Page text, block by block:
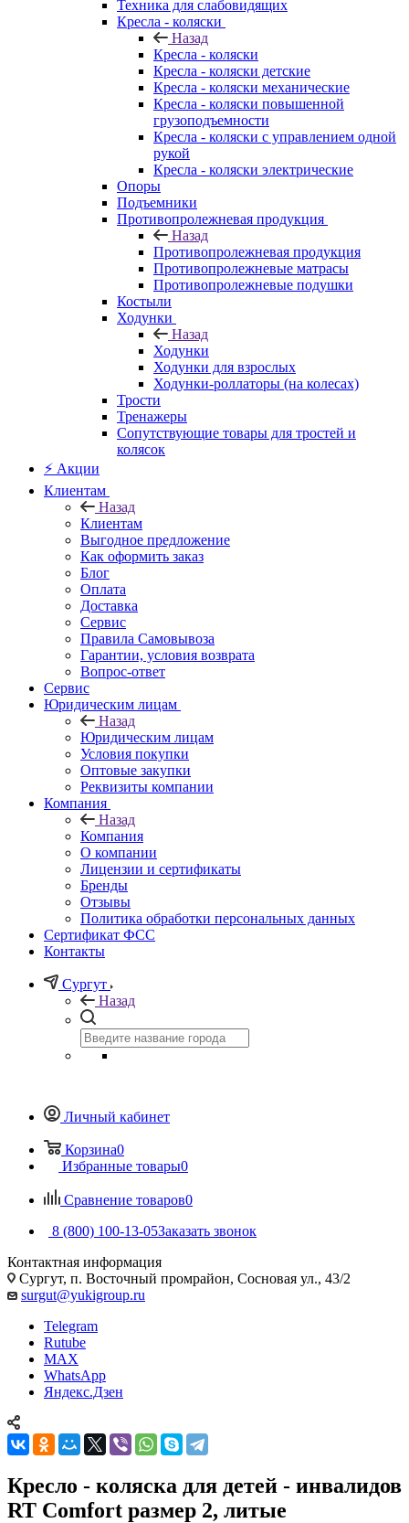
Техника для слабовидящих
Кресла - коляски
Назад
Кресла - коляски
Кресла - коляски детские
Кресла - коляски механические
Кресла - коляски повышенной
грузоподъемности
Кресла - коляски с управлением одной
рукой
Кресла - коляски электрические
Опоры
Подъемники
Противопролежневая продукция
Назад
Противопролежневая продукция
Противопролежневые матрасы
Противопролежневые подушки
Костыли
Ходунки
Назад
Ходунки
Ходунки для взрослых
Ходунки-роллаторы (на колесах)
Трости
Тренажеры
Сопутствующие товары для тростей и
колясок
⚡ Акции
Клиентам
Назад
Клиентам
Выгодное предложение
Как оформить заказ
Блог
Оплата
Доставка
Сервис
Правила Самовывоза
Гарантии, условия возврата
Вопрос-ответ
Сервис
Юридическим лицам
Назад
Юридическим лицам
Условия покупки
Оптовые закупки
Реквизиты компании
Компания
Назад
Компания
О компании
Лицензии и сертификаты
Бренды
Отзывы
Политика обработки персональных данных
Сертификат ФСС
Контакты
Сургут
Назад
Личный кабинет
Корзина0
Избранные товары0
Сравнение товаров0
8 (800) 100-13-05Заказать звонок
Контактная информация
Сургут, п. Восточный промрайон, Сосновая ул., 43/2
surgut@yukigroup.ru
Telegram
Rutube
MAX
WhatsApp
Яндекс.Дзен
Кресло - коляска для детей - инвалидов
RT Comfort размер 2, литые